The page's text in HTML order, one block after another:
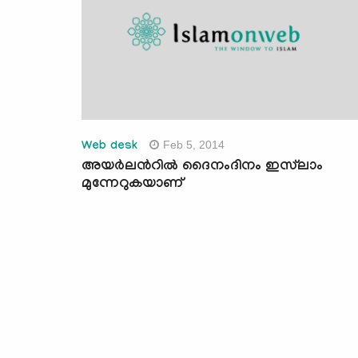
Web desk Feb 5, 2014
അയര്‍ലന്‍റില്‍ ദൈനംദിനം ഇസ്‌ലാം
മുന്നേറുകയാണ്